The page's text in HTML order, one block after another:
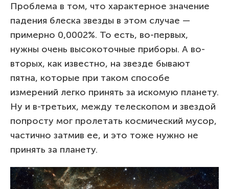
Проблема в том, что характерное значение
падения блеска звезды в этом случае —
примерно 0,0002%. То есть, во-первых,
нужны очень высокоточные приборы. А во-
вторых, как известно, на звезде бывают
пятна, которые при таком способе
измерений легко принять за искомую планету.
Ну и в-третьих, между телескопом и звездой
попросту мог пролетать космический мусор,
частично затмив ее, и это тоже нужно не
принять за планету.